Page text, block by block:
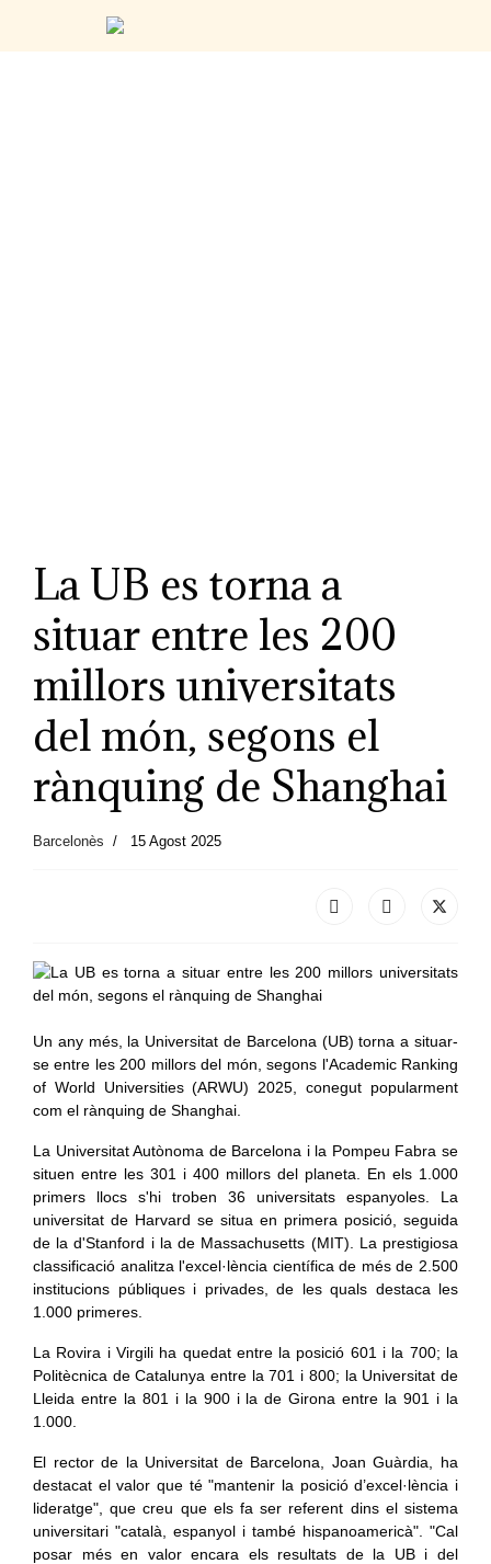
La UB es torna a
situar entre les 200
millors universitats
del món, segons el
rànquing de Shanghai
Barcelonès 15 Agost 2025
Un any més, la Universitat de Barcelona (UB) torna a situar-
se entre les 200 millors del món, segons l'Academic Ranking
of World Universities (ARWU) 2025, conegut popularment
com el rànquing de Shanghai.
La Universitat Autònoma de Barcelona i la Pompeu Fabra se
situen entre les 301 i 400 millors del planeta. En els 1.000
primers llocs s'hi troben 36 universitats espanyoles. La
universitat de Harvard se situa en primera posició, seguida
de la d'Stanford i la de Massachusetts (MIT). La prestigiosa
classificació analitza l'excel·lència científica de més de 2.500
institucions públiques i privades, de les quals destaca les
1.000 primeres.
La Rovira i Virgili ha quedat entre la posició 601 i la 700; la
Politècnica de Catalunya entre la 701 i 800; la Universitat de
Lleida entre la 801 i la 900 i la de Girona entre la 901 i la
1.000.
El rector de la Universitat de Barcelona, Joan Guàrdia, ha
destacat el valor que té "mantenir la posició d’excel·lència i
lideratge", que creu que els fa ser referent dins el sistema
universitari "català, espanyol i també hispanoamericà". "Cal
posar més en valor encara els resultats de la UB i del